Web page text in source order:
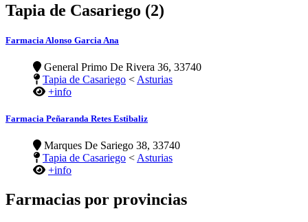
Tapia de Casariego (2)
Farmacia Alonso Garcia Ana
General Primo De Rivera 36, 33740
Tapia de Casariego < Asturias
+info
Farmacia Peñaranda Retes Estibaliz
Marques De Sariego 38, 33740
Tapia de Casariego <Asturias
+info
Farmacias por provincias